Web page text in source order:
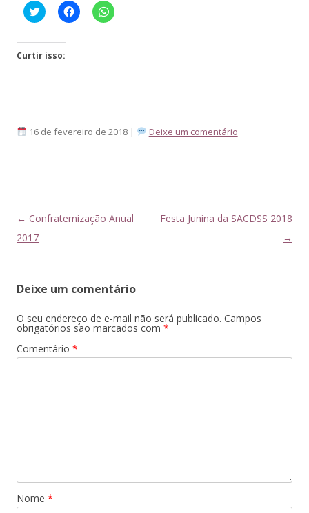
Click
to
Twitter(abre
em
Clique
para
Clique
para
Curtir isso:
16 de fevereiro de 2018 | Deixe um comentário
Navegação
de
← Confraternização Anual
2017
Festa Junina da SACDSS 2018
→
Deixe um comentário
O seu endereço de e-mail não será publicado. Campos
obrigatórios são marcados com *
Comentário *
Nome *